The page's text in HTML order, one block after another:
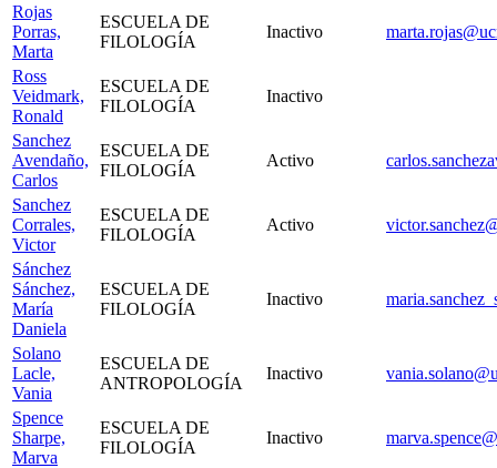
Rojas
Porras,
Marta
ESCUELA DE
FILOLOGÍA
Inactivo
Ross
Veidmark,
Ronald
ESCUELA DE
FILOLOGÍA
Inactivo
Sanchez
Avendaño,
Carlos
ESCUELA DE
FILOLOGÍA
Activo
Sanchez
Corrales,
Victor
ESCUELA DE
FILOLOGÍA
Activo
Sánchez
Sánchez,
María
Daniela
ESCUELA DE
FILOLOGÍA
Inactivo
Solano
Lacle,
Vania
ESCUELA DE
ANTROPOLOGÍA
Inactivo
Spence
Sharpe,
Marva
ESCUELA DE
FILOLOGÍA
Inactivo